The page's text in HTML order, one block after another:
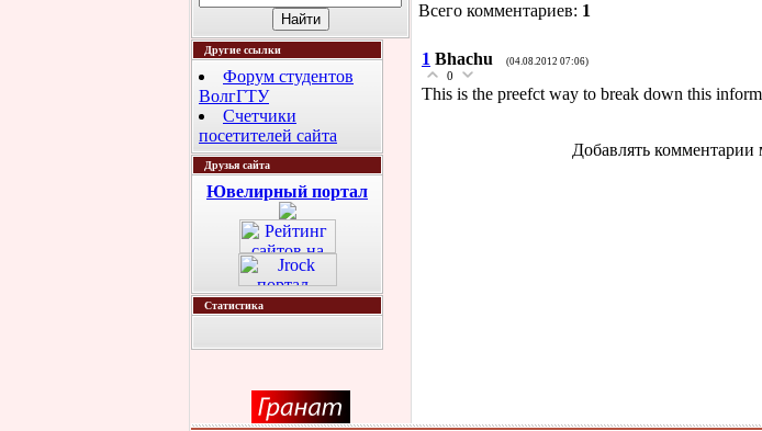
Другие ссылки
Форум студентов
ВолгГТУ
Счетчики
посетителей сайта
Друзья сайта
Ювелирный портал
Статистика
Всего комментариев: 1
1 Bhachu (04.08.2012 07:06)
0
This is the preefct way to break down this
Добавлять комментарии